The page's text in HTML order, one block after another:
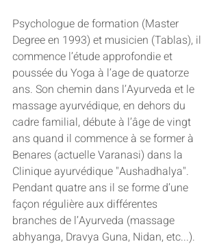
Psychologue de formation (Master
Degree en 1993) et musicien (Tablas), il
commence l’étude approfondie et
poussée du Yoga à l’age de quatorze
ans. Son chemin dans l’Ayurveda et le
massage ayurvédique, en dehors du
cadre familial, débute à l’âge de vingt
ans quand il commence à se former à
Benares (actuelle Varanasi) dans la
Clinique ayurvédique "Aushadhalya".
Pendant quatre ans il se forme d’une
façon régulière aux différentes
branches de l’Ayurveda (massage
abhyanga, Dravya Guna, Nidan, etc...).